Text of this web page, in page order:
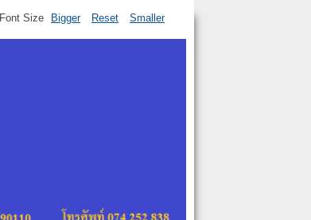
Font Size Bigger Reset Smaller